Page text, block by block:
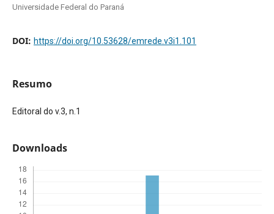
Universidade Federal do Paraná
DOI: https://doi.org/10.53628/emrede.v3i1.101
Resumo
Editoral do v.3, n.1
Downloads